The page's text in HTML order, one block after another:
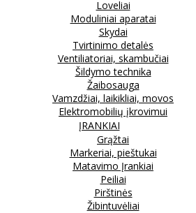
Loveliai
Moduliniai aparatai
Skydai
Tvirtinimo detalės
Ventiliatoriai, skambučiai
Šildymo technika
Žaibosauga
Vamzdžiai, laikikliai, movos
Elektromobilių įkrovimui
ĮRANKIAI
Grąžtai
Markeriai, pieštukai
Matavimo Įrankiai
Peiliai
Pirštinės
Žibintuvėliai